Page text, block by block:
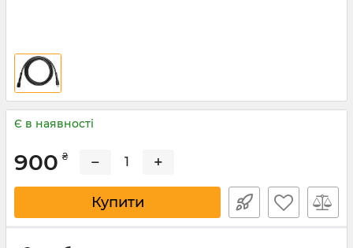
Є в наявності
900 ₴ − +
Купити